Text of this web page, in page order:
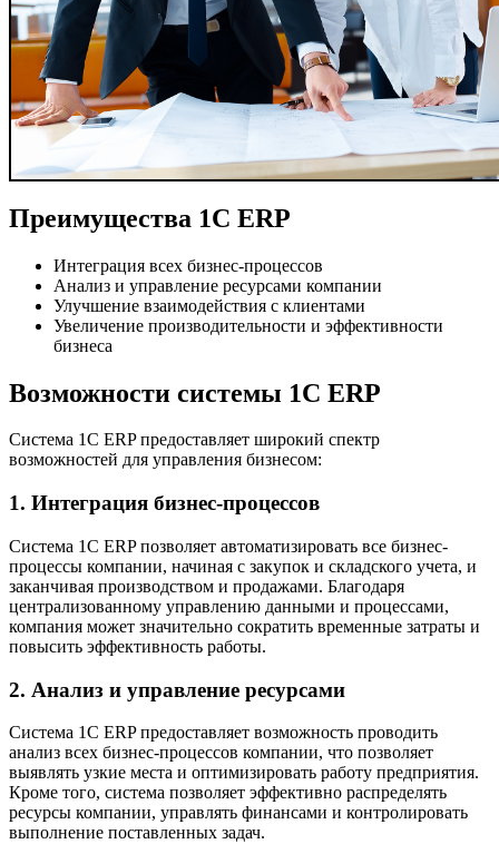
Преимущества 1C ERP
Интеграция всех бизнес-процессов
Анализ и управление ресурсами компании
Улучшение взаимодействия с клиентами
Увеличение производительности и эффективности
бизнеса
Возможности системы 1C ERP
Система 1C ERP предоставляет широкий спектр
возможностей для управления бизнесом:
1. Интеграция бизнес-процессов
Система 1C ERP позволяет автоматизировать все бизнес-
процессы компании, начиная с закупок и складского учета, и
заканчивая производством и продажами. Благодаря
централизованному управлению данными и процессами,
компания может значительно сократить временные затраты и
повысить эффективность работы.
2. Анализ и управление ресурсами
Система 1C ERP предоставляет возможность проводить
анализ всех бизнес-процессов компании, что позволяет
выявлять узкие места и оптимизировать работу предприятия.
Кроме того, система позволяет эффективно распределять
ресурсы компании, управлять финансами и контролировать
выполнение поставленных задач.